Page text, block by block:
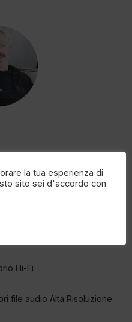
Hi-Fi
file audio Alta Risoluzione
la tua esperienza di
sito sei d'accordo con